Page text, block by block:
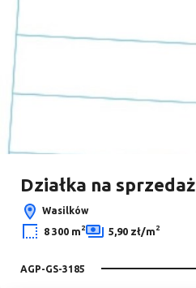
Działka na sprzedaż
Wasilków
8 300 m2 5,90 zł/m2
AGP-GS-3185